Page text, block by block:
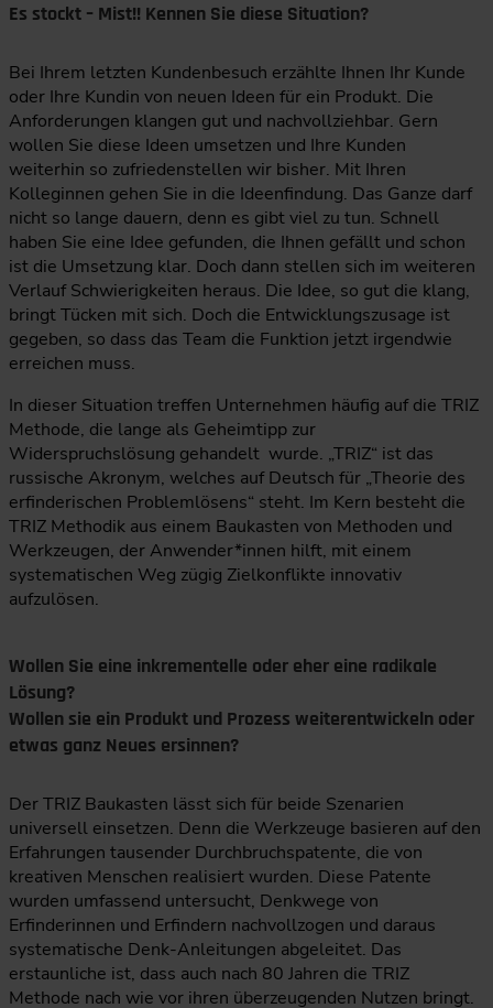
Es stockt – Mist!! Kennen Sie diese Situation?
Bei Ihrem letzten Kundenbesuch erzählte Ihnen Ihr Kunde
oder Ihre Kundin von neuen Ideen für ein Produkt. Die
Anforderungen klangen gut und nachvollziehbar. Gern
wollen Sie diese Ideen umsetzen und Ihre Kunden
weiterhin so zufriedenstellen wir bisher. Mit Ihren
Kolleginnen gehen Sie in die Ideenfindung. Das Ganze darf
nicht so lange dauern, denn es gibt viel zu tun. Schnell
haben Sie eine Idee gefunden, die Ihnen gefällt und schon
ist die Umsetzung klar. Doch dann stellen sich im weiteren
Verlauf Schwierigkeiten heraus. Die Idee, so gut die klang,
bringt Tücken mit sich. Doch die Entwicklungszusage ist
gegeben, so dass das Team die Funktion jetzt irgendwie
erreichen muss.
In dieser Situation treffen Unternehmen häufig auf die TRIZ
Methode, die lange als Geheimtipp zur
Widerspruchslösung gehandelt wurde. „TRIZ“ ist das
russische Akronym, welches auf Deutsch für „Theorie des
erfinderischen Problemlösens“ steht. Im Kern besteht die
TRIZ Methodik aus einem Baukasten von Methoden und
Werkzeugen, der Anwender*innen hilft, mit einem
systematischen Weg zügig Zielkonflikte innovativ
aufzulösen.
Wollen Sie eine inkrementelle oder eher eine radikale
Lösung?
Wollen sie ein Produkt und Prozess weiterentwickeln oder
etwas ganz Neues ersinnen?
Der TRIZ Baukasten lässt sich für beide Szenarien
universell einsetzen. Denn die Werkzeuge basieren auf den
Erfahrungen tausender Durchbruchspatente, die von
kreativen Menschen realisiert wurden. Diese Patente
wurden umfassend untersucht, Denkwege von
Erfinderinnen und Erfindern nachvollzogen und daraus
systematische Denk-Anleitungen abgeleitet. Das
erstaunliche ist, dass auch nach 80 Jahren die TRIZ
Methode nach wie vor ihren überzeugenden Nutzen bringt.